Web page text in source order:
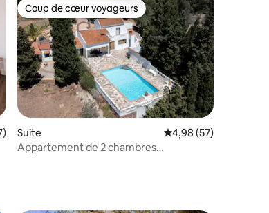
moyenne sur la base de 87 commentaires : 4,93 sur 5
Coup de cœur voyageurs
Coup de cœur voyageurs
Suite Évaluation moyenne
4,98 (57)
Appartement de 2 chambres